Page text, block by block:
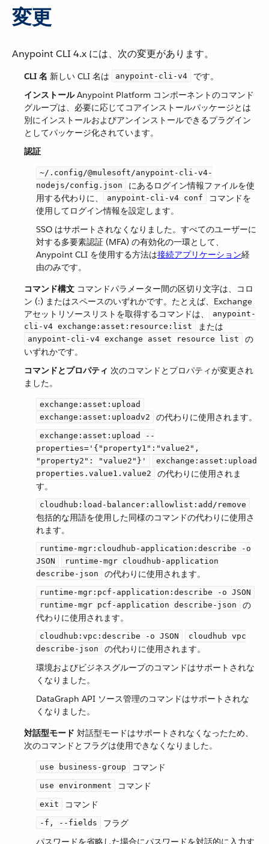
変更
Anypoint CLI 4.x には、次の変更があります。
CLI 名 ​ 新しい CLI 名は ​ anypoint-cli-v4
​ です。
インストール​ Anypoint Platform コンポーネントのコマンド
グループは、必要に応じてコアインストールパッケージとは
別にインストールおよびアンインストールできるプラグイン
としてパッケージ化されています。
認証
~/.config/@mulesoft/anypoint-cli-v4-
nodejs/config.json
​ にあるログイン情報ファイルを使
用する代わりに、​
anypoint-cli-v4 conf
​ コマンドを
使用してログイン情報を設定します。
SSO はサポートされなくなりました。すべてのユーザーに
対する多要素認証 (MFA) の有効化の一環として、
Anypoint CLI を使用する方法は​接続アプリケーション​経
由のみです。
コマンド構文 ​ コマンドパラメーター間の区切り文字は、コロ
ン (:) またはスペースのいずれかです。たとえば、Exchange
アセットリソースリストを取得するコマンドは、​
anypoint-
cli-v4 exchange:asset:resource:list
​ または ​
anypoint-cli-v4 exchange asset resource list
​ の
いずれかです。
コマンドとプロパティ ​ 次のコマンドとプロパティが変更され
ました。
exchange:asset:upload
exchange:asset:uploadv2 ​ の代わりに使用されます。
exchange:asset:upload --
properties='{"property1":"value2",
"property2": "value2"}'
exchange:asset:upload
properties.value1.value2
​ の代わりに使用されま
す。
cloudhub:load-balancer:allowlist:add/remove
包括的な用語を使用した同様のコマンドの代わりに使用さ
れます。
runtime-mgr:cloudhub-application:describe -o
JSON
runtime-mgr cloudhub-application
describe-json
​ の代わりに使用されます。
runtime-mgr:pcf-application:describe -o JSON
runtime-mgr pcf-application describe-json
​ の
代わりに使用されます。
cloudhub:vpc:describe -o JSON
cloudhub vpc
describe-json
​ の代わりに使用されます。
環境およびビジネスグループのコマンドはサポートされな
くなりました。
DataGraph API ソース管理のコマンドはサポートされな
くなりました。
対話型モード ​ 対話型モードはサポートされなくなったため、
次のコマンドとフラグは使用できなくなりました。
use business-group ​ コマンド
use environment ​ コマンド
exit ​ コマンド
-f, --fields
​ フラグ
パスワードを省略した場合にパスワードを対話的に入力す